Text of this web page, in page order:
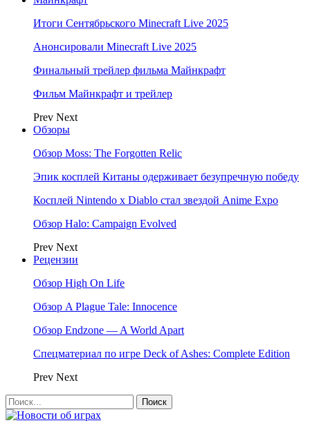
Итоги Сентябрьского Minecraft Live 2025
Анонсировали Minecraft Live 2025
Финальный трейлер фильма Майнкрафт
Фильм Майнкрафт и трейлер
Prev Next
Обзоры
Обзор Moss: The Forgotten Relic
Эпик косплей Китаны одерживает безупречную победу
Косплей Nintendo x Diablo стал звездой Anime Expo
Обзор Halo: Campaign Evolved
Prev Next
Рецензии
Обзор High On Life
Обзор A Plague Tale: Innocence
Обзор Endzone — A World Apart
Спецматериал по игре Deck of Ashes: Complete Edition
Prev Next